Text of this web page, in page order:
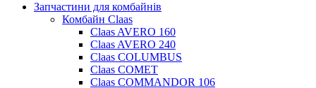
Запчастини для комбайнів
Комбайн Claas
Claas AVERO 160
Claas AVERO 240
Claas COLUMBUS
Claas COMET
Claas COMMANDOR 106